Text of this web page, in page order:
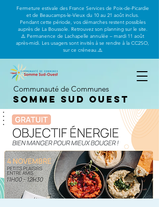
Somme Sud Ouest
Fermeture estivale des France Services de Poix-de-Picardie
et de Beaucamps-le-Vieux du 10 au 21 août inclus.
Pendant cette période, vos démarches restent possibles
auprès de La Boussole. Retrouvez son planning sur le site.
⚠️ Permanence de Lachapelle annulée – mardi 11 août
après-midi. Les usagers sont invités à se rendre à la CC2SO,
sur ce créneau.⚠️
Communauté de Communes